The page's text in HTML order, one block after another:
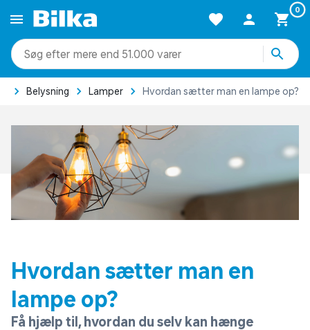
0
mere end 51.000 varer
Belysning Lamper Hvordan sætter man en lampe op?
Hvordan sætter man en
lampe op?
Få hjælp til, hvordan du selv kan hænge